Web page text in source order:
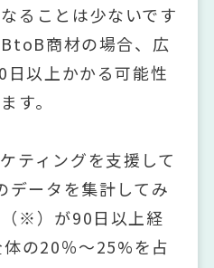
ることは少ないです
商材の場合、広
日以上かかる可能性
す。
ティングを支援して
ータを集計してみ
※）が90日以上経
の20％～25%を占